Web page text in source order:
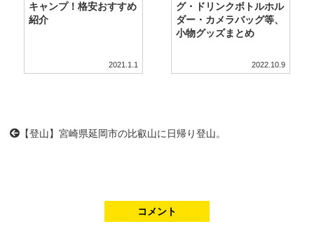
キャンプ！格安おすすめ
紹介
2021.1.1
グ・ドリンクボトルホル
ダー・カメラバッグ等、
小物グッズまとめ
2022.10.9
【登山】宮崎県延岡市の比叡山に日帰り登山。
コメント